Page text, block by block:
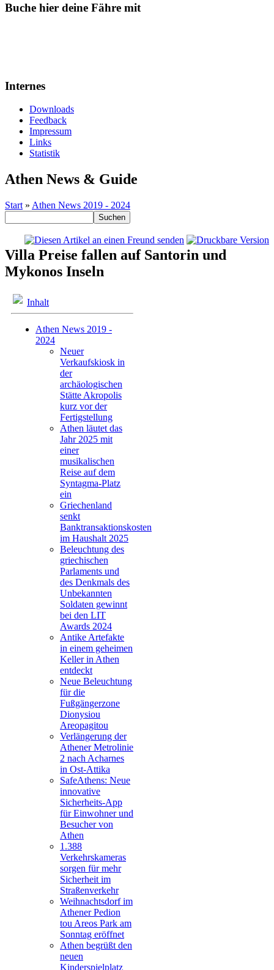
Buche hier deine Fähre mit
Internes
Downloads
Feedback
Impressum
Links
Statistik
Athen News & Guide
Start » Athen News 2019 - 2024
Villa Preise fallen auf Santorin und
Mykonos Inseln
Inhalt
Athen News 2019 -
2024
Neuer
Verkaufskiosk in
der
archäologischen
Stätte Akropolis
kurz vor der
Fertigstellung
Athen läutet das
Jahr 2025 mit
einer
musikalischen
Reise auf dem
Syntagma-Platz
ein
Griechenland
senkt
Banktransaktionskosten
im Haushalt 2025
Beleuchtung des
griechischen
Parlaments und
des Denkmals des
Unbekannten
Soldaten gewinnt
bei den LIT
Awards 2024
Antike Artefakte
in einem geheimen
Keller in Athen
entdeckt
Neue Beleuchtung
für die
Fußgängerzone
Dionysiou
Areopagitou
Verlängerung der
Athener Metrolinie
2 nach Acharnes
in Ost-Attika
SafeAthens: Neue
innovative
Sicherheits-App
für Einwohner und
Besucher von
Athen
1.388
Verkehrskameras
sorgen für mehr
Sicherheit im
Straßenverkehr
Weihnachtsdorf im
Athener Pedion
tou Areos Park am
Sonntag eröffnet
Athen begrüßt den
neuen
Kinderspielplatz